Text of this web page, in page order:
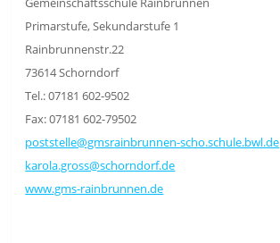
Primarstufe, Sekundarstufe 1
Rainbrunnenstr.22
73614 Schorndorf
Tel.: 07181 602-9502
Fax: 07181 602-79502
poststelle@gmsrainbrunnen-scho.schule.bwl.de
karola.gross@schorndorf.de
www.gms-rainbrunnen.de